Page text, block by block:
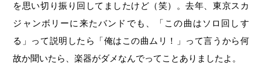
を思い切り振り回してましたけど（笑）。去年、東京スカ
ジャンボリーに来たバンドでも、「この曲はソロ回しす
る」って説明したら「俺はこの曲ムリ！」って言うから何
故か聞いたら、楽器がダメなんでってことありましたよ。